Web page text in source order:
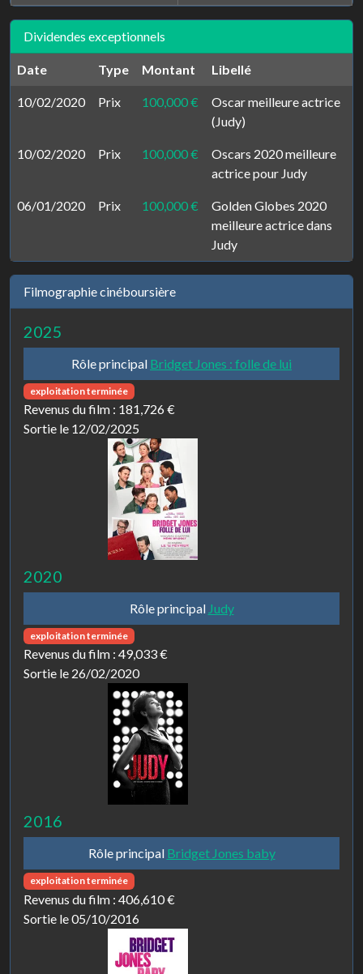
Dividendes exceptionnels
Date Type Montant Libellé
10/02/2020 Prix 100,000 €
Oscar meilleure actrice
(Judy)
10/02/2020 Prix 100,000 €
Oscars 2020 meilleure
actrice pour Judy
06/01/2020 Prix 100,000 €
Golden Globes 2020
meilleure actrice dans
Judy
Filmographie cinéboursière
2025
Rôle principal Bridget Jones : folle de lui
exploitation terminée
Revenus du film : 181,726 €
Sortie le 12/02/2025
2020
Rôle principal Judy
exploitation terminée
Revenus du film : 49,033 €
Sortie le 26/02/2020
2016
Rôle principal Bridget Jones baby
exploitation terminée
Revenus du film : 406,610 €
Sortie le 05/10/2016